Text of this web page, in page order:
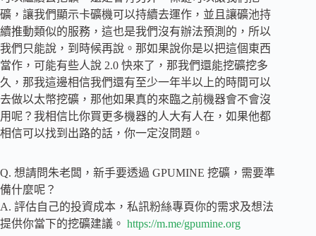
礦，讓我們顯示卡礦機可以持續去運作，並且讓礦池持
續推動類似的服務，這也是我們沒有辦法預測的，所以
我們只能說，到時候再說。那如果說你是以把這個東西
當作，可能有些人說 2.0 快來了，那我們還能挖礦挖多
久，那我這邊相信我們還有至少一年半以上的時間可以
去做以太幣挖礦，那他如果真的來臨之前機器會不會沒
用呢？我相信比你買更多機器的人大有人在，如果他都
相信可以找到出路的話，你一定沒問題。
Q. 想請問朱老闆，新手要透過 GPUMINE 挖礦，需要準
備什麼呢？
A. 評估自己的投資成本，私訊粉絲專頁你的需求及想法
提供你當下的挖礦建議。 https://m.me/gpumine.org